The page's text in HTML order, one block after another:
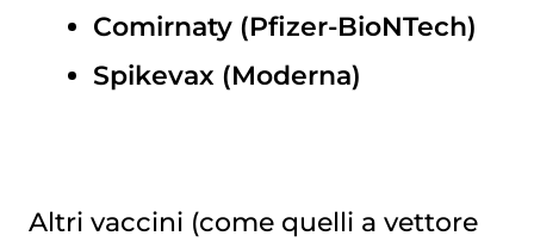
Comirnaty (Pfizer-BioNTech)
Spikevax (Moderna)
Altri vaccini (come quelli a vettore